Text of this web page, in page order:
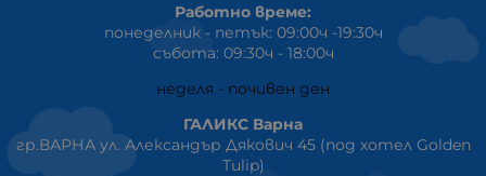
Работно време:
понеделник - петък: 09:00ч -19:30ч
събота: 09:30ч - 18:00ч
неделя - почивен ден
ГАЛИКС Варна
гр.ВАРНА ул. Александър Дякович 45 (под хотел Golden
Tulip)